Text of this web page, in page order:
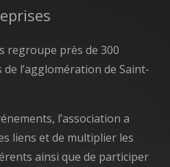
regroupe près de 300
l’agglomération de Saint-
l’association a
liens et de multiplier les
ainsi que de participer